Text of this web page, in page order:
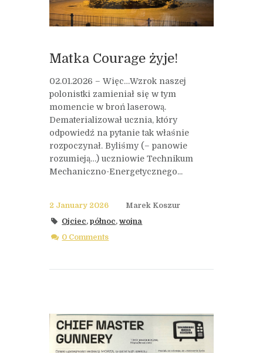
Matka Courage żyje!
02.01.2026 – Więc…Wzrok naszej
polonistki zamieniał się w tym
momencie w broń laserową.
Dematerializował ucznia, który
odpowiedź na pytanie tak właśnie
rozpoczynał. Byliśmy (– panowie
rozumieją…) uczniowie Technikum
Mechaniczno-Energetycznego...
2 January 2026
Marek Koszur
Ojciec,północ,wojna
0 Comments